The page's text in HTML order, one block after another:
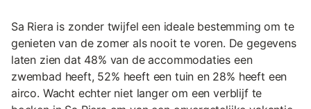
Sa Riera is zonder twijfel een ideale bestemming om te
genieten van de zomer als nooit te voren. De gegevens
laten zien dat 48% van de accommodaties een
zwembad heeft, 52% heeft een tuin en 28% heeft een
airco. Wacht echter niet langer om een verblijf te